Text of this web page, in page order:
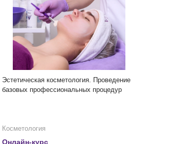
Эстетическая косметология. Проведение
базовых профессиональных процедурㅤ
Косметология
Онлайн-курс